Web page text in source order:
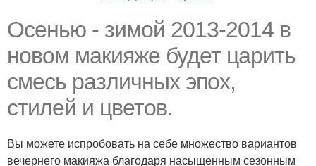
Осенью - зимой 2013-2014 в
новом макияже будет царить
смесь различных эпох,
стилей и цветов.
Вы можете испробовать на себе множество вариантов
вечернего макияжа благодаря насыщенным сезонным